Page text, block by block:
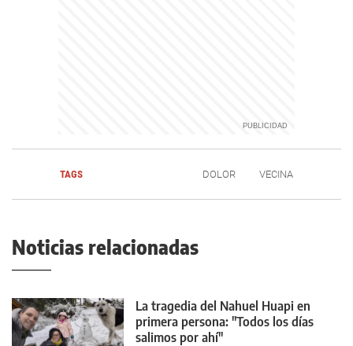
TAGS DOLOR VECINA
Noticias relacionadas
La tragedia del Nahuel Huapi en
primera persona: "Todos los días
salimos por ahí"